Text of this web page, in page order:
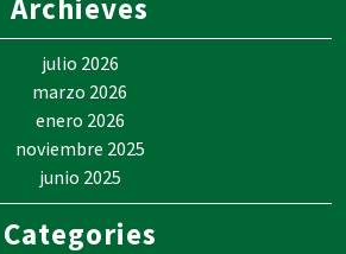
Archieves
julio 2026
marzo 2026
enero 2026
noviembre 2025
junio 2025
Categories